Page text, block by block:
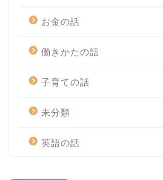
お金の話
働きかたの話
子育ての話
未分類
英語の話